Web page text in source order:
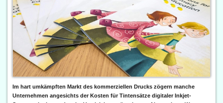
Im hart umkämpften Markt des kommerziellen Drucks zögern manche
Unternehmen angesichts der Kosten für Tintensätze digitaler Inkjet-